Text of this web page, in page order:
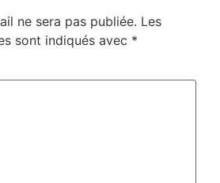
ne sera pas publiée. Les
sont indiqués avec *